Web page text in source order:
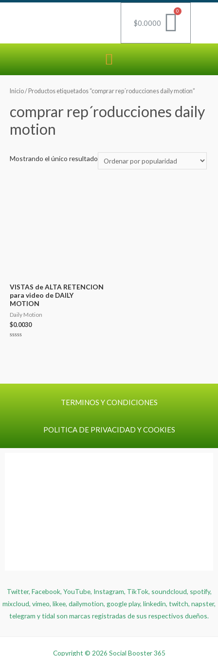
$0.0000
Inicio/ Productos etiquetados “comprar rep´roducciones daily motion”
comprar rep´roducciones daily
motion
Mostrando el único resultado
VISTAS de ALTA RETENCION
para video de DAILY
MOTION
Daily Motion
$0.0030
TERMINOS Y CONDICIONES
POLITICA DE PRIVACIDAD Y COOKIES
Twitter, Facebook, YouTube, Instagram, TikTok, soundcloud, spotify,
mixcloud, vimeo, likee, dailymotion, google play, linkedin, twitch, napster,
telegram y tidal son marcas registradas de sus respectivos dueños.
Copyright © 2026 Social Booster 365